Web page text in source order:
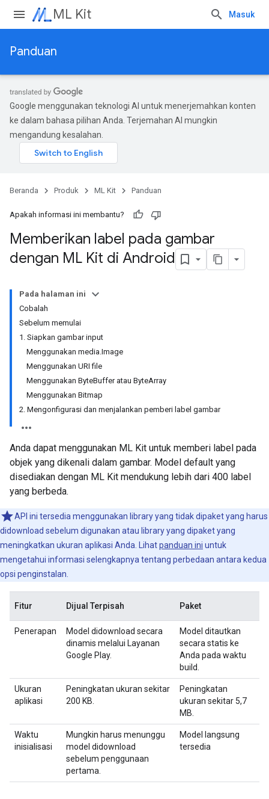
ML Kit Masuk
Panduan
Google menggunakan teknologi AI untuk menerjemahkan konten
ke dalam bahasa pilihan Anda. Terjemahan AI mungkin
mengandung kesalahan.
Beranda Produk ML Kit Panduan
Apakah informasi ini membantu?
Memberikan label pada gambar
dengan ML Kit di Android
Pada halaman ini
Cobalah
Sebelum memulai
1. Siapkan gambar input
Menggunakan media.Image
Menggunakan URI file
Menggunakan ByteBuffer atau ByteArray
Menggunakan Bitmap
2. Mengonfigurasi dan menjalankan pemberi label gambar
Anda dapat menggunakan ML Kit untuk memberi label pada
objek yang dikenali dalam gambar. Model default yang
disediakan dengan ML Kit mendukung lebih dari 400 label
yang berbeda.
API ini tersedia menggunakan library yang tidak dipaket yang harus
didownload sebelum digunakan atau library yang dipaket yang
meningkatkan ukuran aplikasi Anda. Lihatpanduan ini untuk
mengetahui informasi selengkapnya tentang perbedaan antara kedua
opsi penginstalan.
Fitur Dijual Terpisah Paket
Penerapan
Model didownload secara
dinamis melalui Layanan
Google Play.
Model ditautkan
secara statis ke
Anda pada waktu
build.
Ukuran
aplikasi
Peningkatan ukuran sekitar
200 KB.
Peningkatan
ukuran sekitar 5,7
MB.
Waktu
inisialisasi
Mungkin harus menunggu
model didownload
sebelum penggunaan
pertama.
Model langsung
tersedia